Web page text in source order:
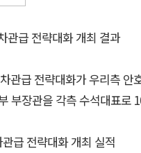
관급 전략대화 개최 결과
관급 전략대화가 우리측
부장관을 각측 수석대표로
급 전략대화 개최 실적